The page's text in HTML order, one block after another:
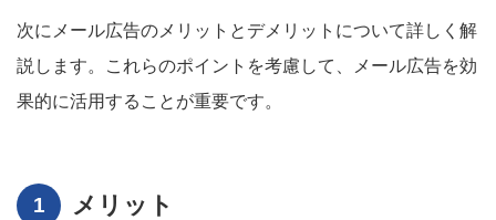
次にメール広告のメリットとデメリットについて詳しく解
説します。これらのポイントを考慮して、メール広告を効
果的に活用することが重要です。
メリット